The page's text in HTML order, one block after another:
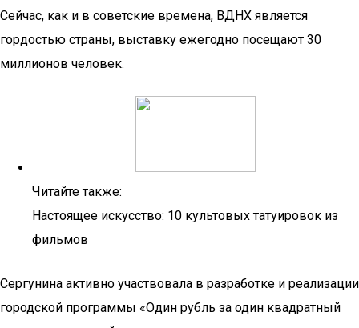
Сейчас, как и в советские времена, ВДНХ является
гордостью страны, выставку ежегодно посещают 30
миллионов человек.
Читайте также:
Настоящее искусство: 10 культовых татуировок из
фильмов
Сергунина активно участвовала в разработке и реализации
городской программы «Один рубль за один квадратный